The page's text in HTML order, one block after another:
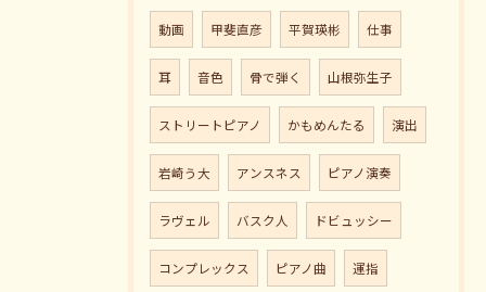
動画 甲斐直彦 平賀瑛彬 仕事
耳 音色 骨で弾く 山根弥生子
ストリートピアノ かもめんたる 演出
岩崎う大 アンスネス ピアノ演奏
ラヴェル バスク人 ドビュッシー
コンプレックス ピアノ曲 運指